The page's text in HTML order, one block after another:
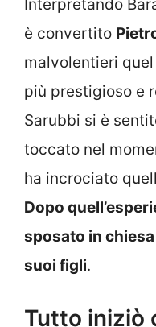
Interpretando
è convertito
malvolentieri
più prestigioso e
Sarubbi si è
toccato nel
ha incrociato
Dopo
sposato in
suoi figli.
Tutto iniziò